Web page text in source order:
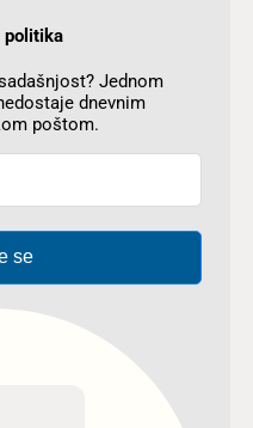
politika
Jednom
dnevnim
poštom.
se